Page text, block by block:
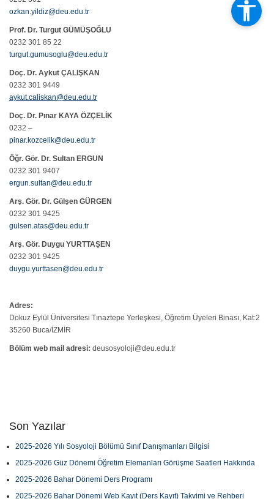
ozkan.yildiz@deu.edu.tr
Prof. Dr. Turgut GÜMÜŞOĞLU
0232 301 85 22
turgut.gumusoglu@deu.edu.tr
Doç. Dr. Aykut ÇALIŞKAN
0232 301 9449
aykut.caliskan@deu.edu.tr
Doç. Dr. Pınar KAYA ÖZÇELİK
0232 –
pinar.kozcelik@deu.edu.tr
Öğr. Gör. Dr. Sultan ERGUN
0232 301 9407
ergun.sultan@deu.edu.tr
Arş. Gör. Dr. Gülşen GÜRGEN
0232 301 9425
gulsen.atas@deu.edu.tr
Arş. Gör. Duygu YURTTAŞEN
0232 301 9425
duygu.yurttasen@deu.edu.tr
Adres:
Dokuz Eylül Üniversitesi Tınaztepe Yerleşkesi, Öğretim Üyeleri Binası, Kat:2
35260 Buca/İZMİR
Bölüm web mail adresi: deusosyoloji@deu.edu.tr
Son Yazılar
2025-2026 Yılı Sosyoloji Bölümü Sınıf Danışmanları Bilgisi
2025-2026 Güz Dönemi Öğretim Elemanları Görüşme Saatleri Hakkında
2025-2026 Bahar Dönemi Ders Programı
2025-2026 Bahar Dönemi Web Kayıt (Ders Kayıt) Takvimi ve Rehberi